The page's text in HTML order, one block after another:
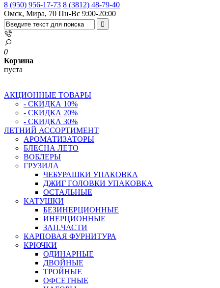
8 (950) 956-17-73 8 (3812) 48-79-40
Омск, Мира, 70 Пн-Вс 9:00-20:00
0
Корзина
пуста
АКЦИОННЫЕ ТОВАРЫ
- СКИДКА 10%
- СКИДКА 20%
- СКИДКА 30%
ЛЕТНИЙ АССОРТИМЕНТ
АРОМАТИЗАТОРЫ
БЛЕСНА ЛЕТО
ВОБЛЕРЫ
ГРУЗИЛА
ЧЕБУРАШКИ УПАКОВКА
ДЖИГ ГОЛОВКИ УПАКОВКА
ОСТАЛЬНЫЕ
КАТУШКИ
БЕЗИНЕРЦИОННЫЕ
ИНЕРЦИОННЫЕ
ЗАП.ЧАСТИ
КАРПОВАЯ ФУРНИТУРА
КРЮЧКИ
ОДИНАРНЫЕ
ДВОЙНЫЕ
ТРОЙНЫЕ
ОФСЕТНЫЕ